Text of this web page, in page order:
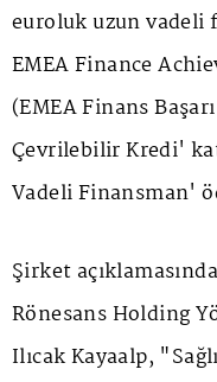
euroluk uzun vadeli
EMEA Finance
(EMEA Finans
Çevrilebilir Kredi'
Vadeli Finansman'
Şirket
Rönesans Holding
Ilıcak Kayaalp,